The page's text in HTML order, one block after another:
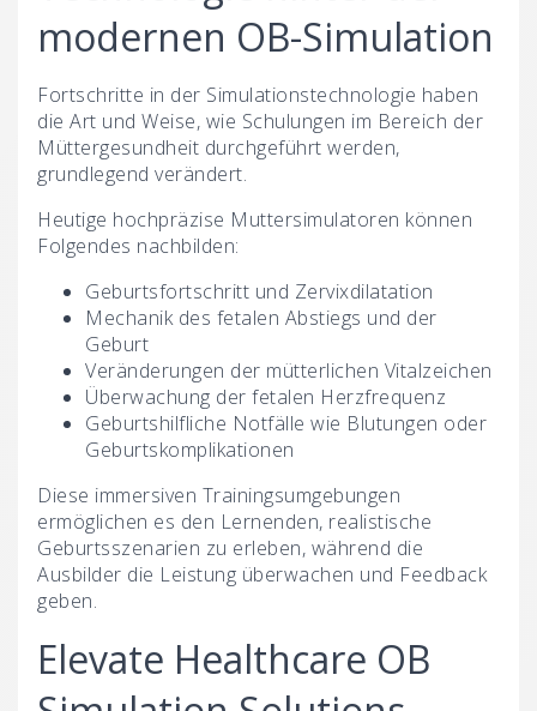
modernen OB-Simulation
Fortschritte in der Simulationstechnologie haben
die Art und Weise, wie Schulungen im Bereich der
Müttergesundheit durchgeführt werden,
grundlegend verändert.
Heutige hochpräzise Muttersimulatoren können
Folgendes nachbilden:
Geburtsfortschritt und Zervixdilatation
Mechanik des fetalen Abstiegs und der
Geburt
Veränderungen der mütterlichen Vitalzeichen
Überwachung der fetalen Herzfrequenz
Geburtshilfliche Notfälle wie Blutungen oder
Geburtskomplikationen
Diese immersiven Trainingsumgebungen
ermöglichen es den Lernenden, realistische
Geburtsszenarien zu erleben, während die
Ausbilder die Leistung überwachen und Feedback
geben.
Elevate Healthcare OB